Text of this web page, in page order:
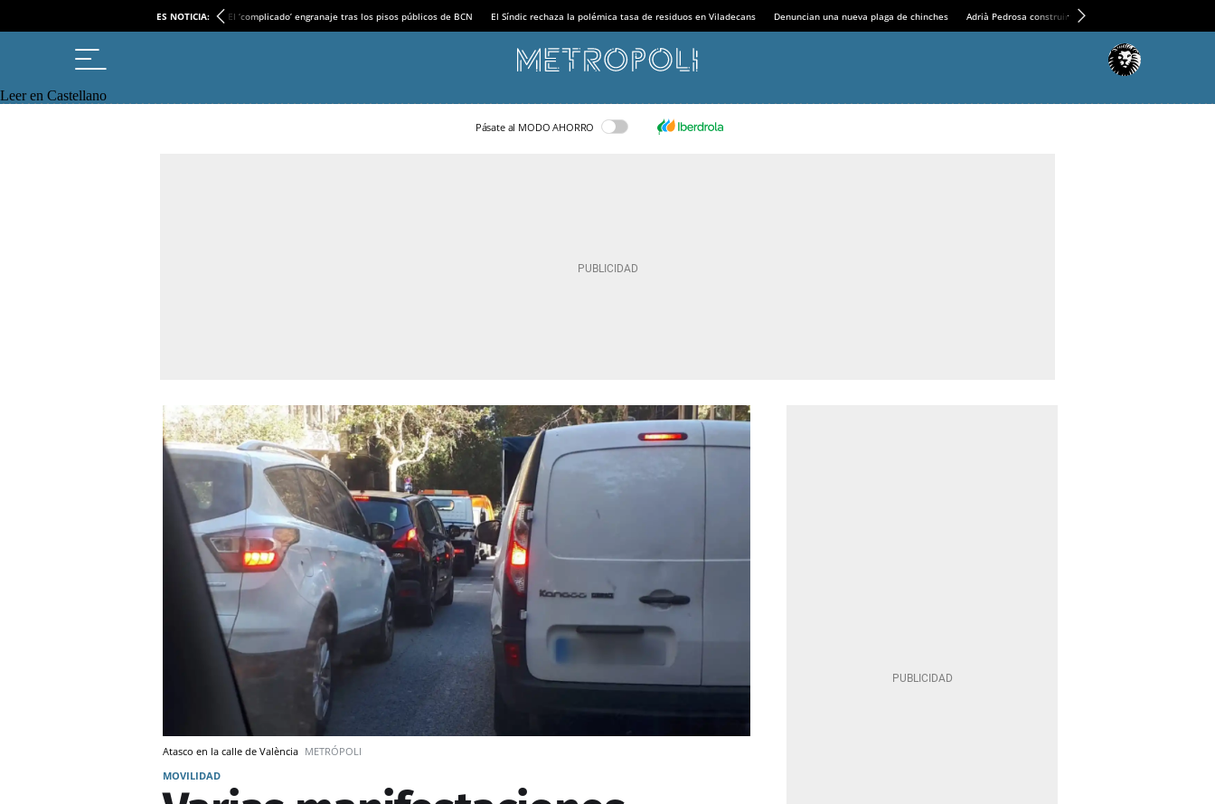
ES NOTICIA: El ‘complicado’ engranaje tras los pisos públicos de BCN El Síndic rechaza la polémica tasa de residuos en Viladecans Denuncian una nueva plaga de chinches Adrià Pedrosa construirá la nueva residencia en el
Leer en Castellano
Pásate al MODO AHORRO
Atasco en la calle de València METRÓPOLI
MOVILIDAD